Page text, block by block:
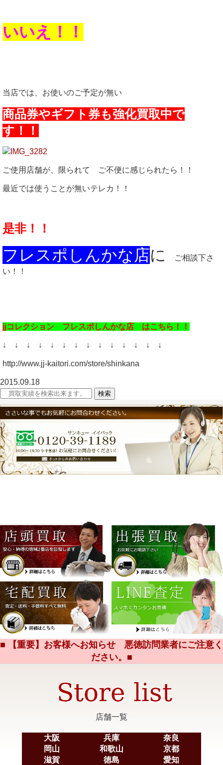
いいえ！！
当店では、お使いのご予定が無い
商品券やギフト券も強化買取中で
す！！
ご使用店舗が、限られて ご不便に感じられたら！！
最近では使うことが無いテレカ！！
是非！！
フレスポしんかな店に
ご相談下さ
い！！
jjコレクション フレスポしんかな店 はこちら！！
↓ ↓ ↓ ↓ ↓ ↓ ↓ ↓ ↓ ↓ ↓ ↓ ↓ ↓
http://www.jj-kaitori.com/store/shinkana
2015.09.18
■ 【重要】お客様へお知らせ 悪徳訪問業者にご注意く
ださい。■
店舗一覧
大阪 兵庫
奈良
岡山
和歌山
京都
滋賀
徳島
愛知